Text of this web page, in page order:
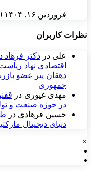
فروردین ۱۶, ۱۴۰۴
نظرات کاربران
علی در دکتر فرهاد
اقتصادی نهاد
دهقان پیر عضو
جمهوری
مهدی غیوری در
در حوزه صنعت و
حسین فرهادی در
دنیای دیجیتال
×